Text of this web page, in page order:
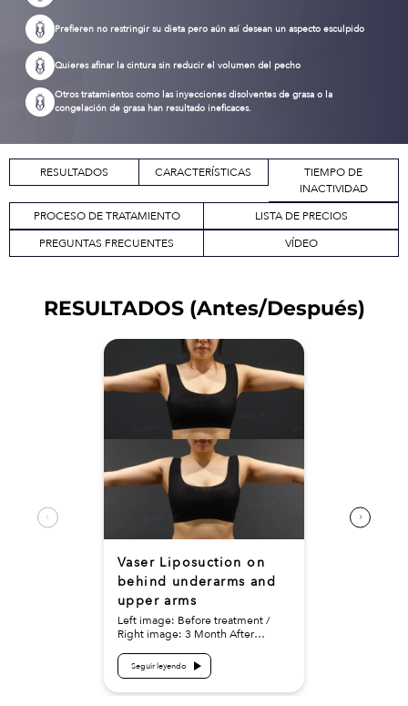
Prefieren no restringir su dieta pero aún así desean un aspecto esculpido
Quieres afinar la cintura sin reducir el volumen del pecho
Otros tratamientos como las inyecciones disolventes de grasa o la
congelación de grasa han resultado ineficaces.
RESULTADOS CARACTERÍSTICAS
TIEMPO DE
INACTIVIDAD
PROCESO DE TRATAMIENTO
LISTA DE PRECIOS
PREGUNTAS FRECUENTES
VÍDEO
RESULTADOS (Antes/Después)
Vaser Liposuction on
behind underarms and
upper arms
Left image: Before treatment /
Right image: 3 Month After
Liposuction on behind underarms
and upper arms Cost (This will be
Seguir leyendo